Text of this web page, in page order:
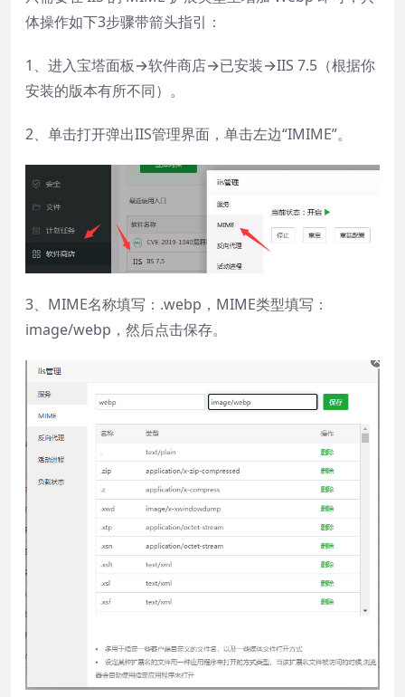
体操作如下3步骤带箭头指引：
1、进入宝塔面板→软件商店→已安装→IIS 7.5（根据你
安装的版本有所不同）。
2、单击打开弹出IIS管理界面，单击左边“IMIME”。
3、MIME名称填写：.webp，MIME类型填写：
image/webp，然后点击保存。